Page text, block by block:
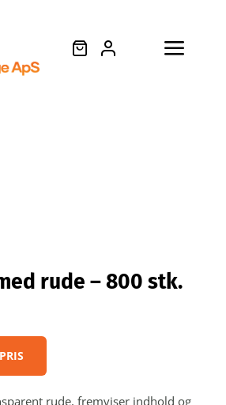
rude – 800 stk.
rude, fremviser indhold og